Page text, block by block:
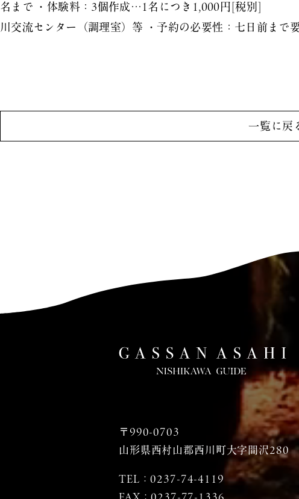
名まで ・体験料：3個作成…1名につき1,000円[税別]
川交流センター（調理室）等 ・予約の必要性：七日前まで
一覧に戻
〒990-0703
山形県西村山郡西川町大字間沢280
TEL：0237-74-4119
FAX：0237-77-1336